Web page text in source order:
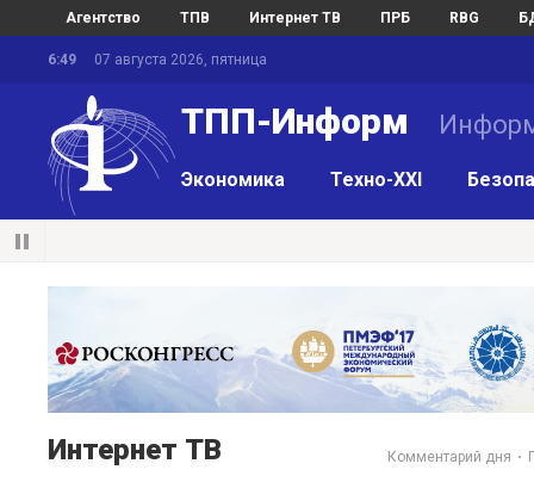
Агентство ТПВ Интернет ТВ ПРБ RBG
6:49 07 августа 2026, пятница
ТПП-Информ
Экономика Техно-XXI
Интернет ТВ Комментарий дня